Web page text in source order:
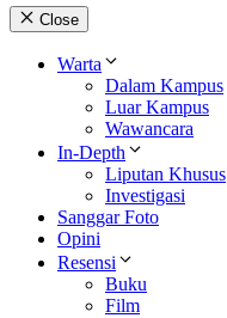
Close
Warta
Dalam Kampus
Luar Kampus
Wawancara
In-Depth
Liputan Khusus
Investigasi
Sanggar Foto
Opini
Resensi
Buku
Film